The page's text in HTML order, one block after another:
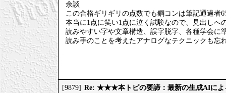
余談
この合格ギリギリの点数でも鋼コンは筆記通過者
本当に1点に笑い1点に泣く試験なので、見出しへ
読みやすい字や文章構造、誤字脱字、各種学会に
読み手のことを考えたアナログなテクニックも忘
[9879] Re: ★★★本トピの要諦：最新の生成AIによ